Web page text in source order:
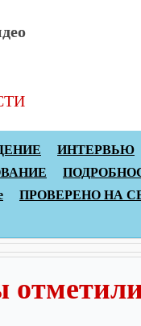
ИНТЕРВЬЮ
ПРОВЕРЕНО НА